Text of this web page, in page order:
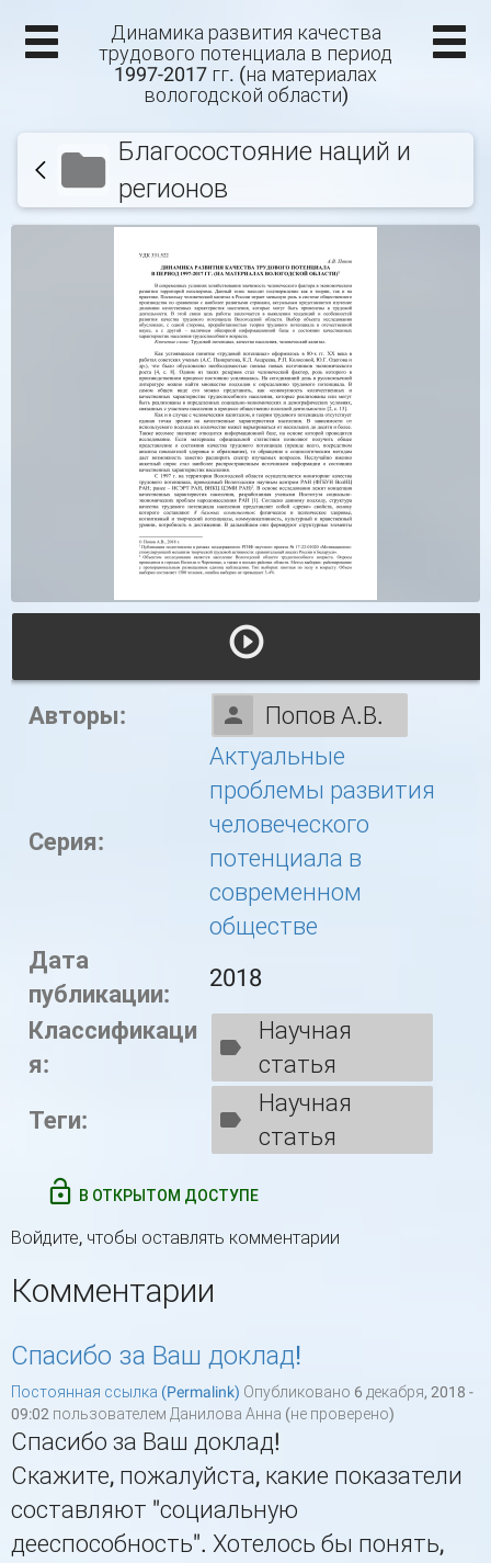
Динамика развития качества
трудового потенциала в период
1997-2017 гг. (на материалах
вологодской области)
Благосостояние наций и
регионов
Авторы: Попов А.В.
Серия:
Актуальные
проблемы развития
человеческого
потенциала в
современном
обществе
Дата
публикации:
2018
Классификаци
я:
Научная
статья
Теги:
Научная
статья
В ОТКРЫТОМ ДОСТУПЕ
Войдите, чтобы оставлять комментарии
Комментарии
Спасибо за Ваш доклад!
Постоянная ссылка (Permalink) Опубликовано 6 декабря, 2018 -
09:02 пользователем Данилова Анна (не проверено)
Спасибо за Ваш доклад!
Скажите, пожалуйста, какие показатели
составляют "социальную
дееспособность". Хотелось бы понять,